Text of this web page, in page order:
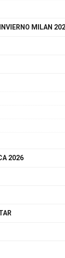
MILAN 2026
2026